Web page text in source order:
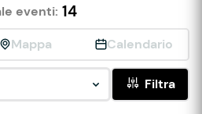
eventi: 14
Mappa Calendario
Filtra